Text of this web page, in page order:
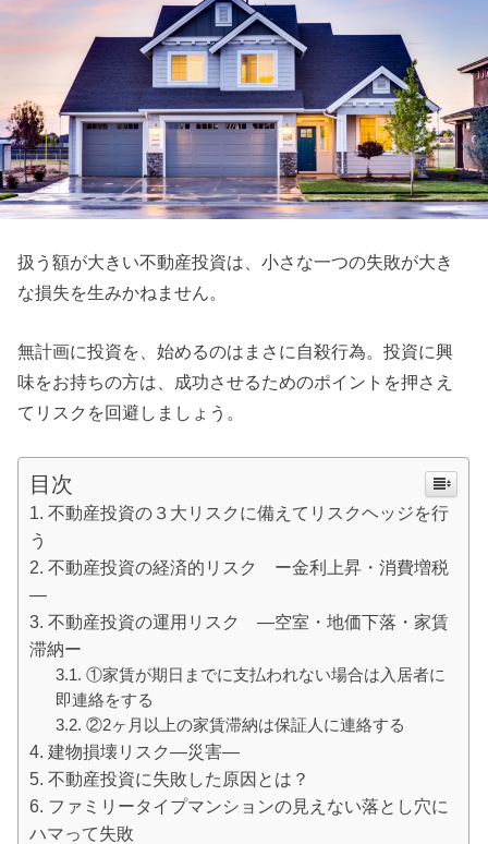
扱う額が大きい不動産投資は、小さな一つの失敗が大き
な損失を生みかねません。
無計画に投資を、始めるのはまさに自殺行為。投資に興
味をお持ちの方は、成功させるためのポイントを押さえ
てリスクを回避しましょう。
目次
不動産投資の３大リスクに備えてリスクヘッジを行
う
不動産投資の経済的リスク ー金利上昇・消費増税
—
不動産投資の運用リスク —空室・地価下落・家賃
滞納ー
①家賃が期日までに支払われない場合は入居者に
即連絡をする
②2ヶ月以上の家賃滞納は保証人に連絡する
建物損壊リスク—災害—
不動産投資に失敗した原因とは？
ファミリータイプマンションの見えない落とし穴に
ハマって失敗